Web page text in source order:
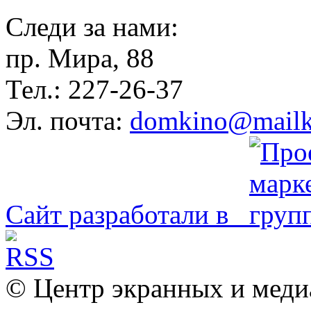
Следи за нами:
пр. Мира, 88
Тел.: 227-26-37
Эл. почта:
Сайт разработали в
© Центр экранных и